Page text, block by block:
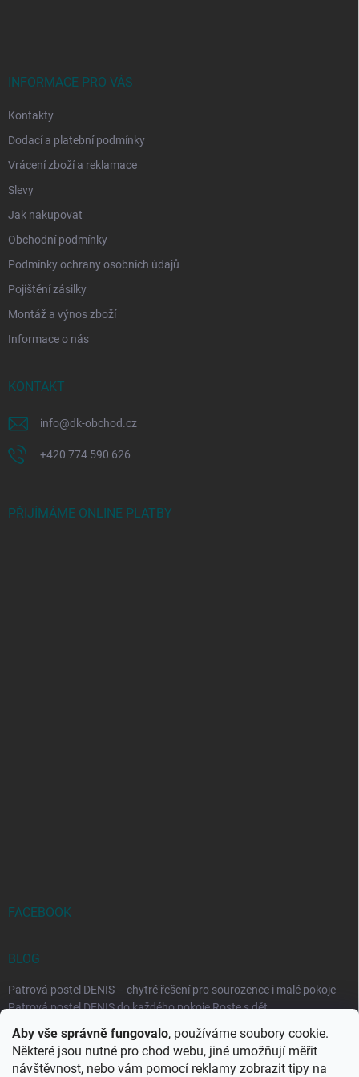
Aby vše správně fungovalo, používáme soubory cookie.
Některé jsou nutné pro chod webu, jiné umožňují měřit
návštěvnost, nebo vám pomocí reklamy zobrazit tipy na
INFORMACE PRO VÁS
Kontakty
Dodací a platební podmínky
Vrácení zboží a reklamace
Slevy
Jak nakupovat
Obchodní podmínky
Podmínky ochrany osobních údajů
Pojištění zásilky
Montáž a výnos zboží
Informace o nás
KONTAKT
info@dk-obchod.cz
+420 774 590 626
PŘIJÍMÁME ONLINE PLATBY
FACEBOOK
BLOG
Patrová postel DENIS – chytré řešení pro sourozence i malé pokoje
Patrová postel DENIS do každého pokoje Roste s dět...
Rozkládací postele RELAX – ideální řešení pro malé prostory i
každodenní spaní
Rozkládací postel, která se přizpůsobí vašemu živo...